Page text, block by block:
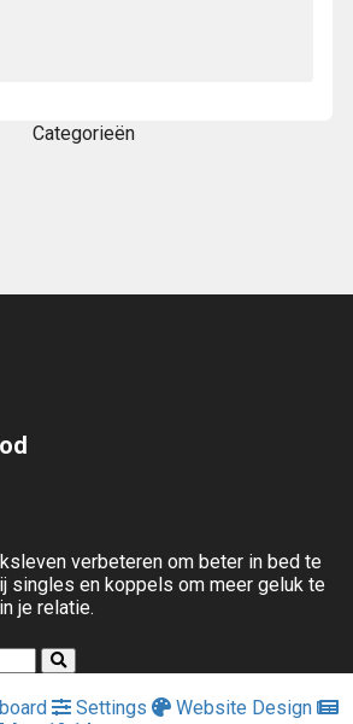
Categorieën
verbeteren om beter in bed te
singles en koppels om meer geluk te
je relatie.
Settings
Website Design